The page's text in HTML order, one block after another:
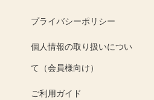
プライバシーポリシー
個人情報の取り扱いについ
て（会員様向け）
ご利用ガイド